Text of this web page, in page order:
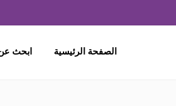
الصفحة الرئيسية ابحث